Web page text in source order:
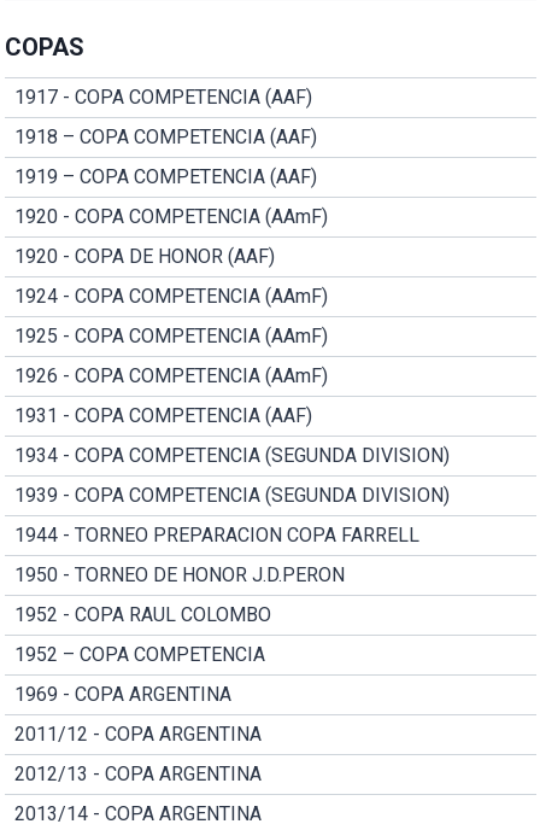
COPAS
1917 - COPA COMPETENCIA (AAF)
1918 – COPA COMPETENCIA (AAF)
1919 – COPA COMPETENCIA (AAF)
1920 - COPA COMPETENCIA (AAmF)
1920 - COPA DE HONOR (AAF)
1924 - COPA COMPETENCIA (AAmF)
1925 - COPA COMPETENCIA (AAmF)
1926 - COPA COMPETENCIA (AAmF)
1931 - COPA COMPETENCIA (AAF)
1934 - COPA COMPETENCIA (SEGUNDA DIVISION)
1939 - COPA COMPETENCIA (SEGUNDA DIVISION)
1944 - TORNEO PREPARACION COPA FARRELL
1950 - TORNEO DE HONOR J.D.PERON
1952 - COPA RAUL COLOMBO
1952 – COPA COMPETENCIA
1969 - COPA ARGENTINA
2011/12 - COPA ARGENTINA
2012/13 - COPA ARGENTINA
2013/14 - COPA ARGENTINA